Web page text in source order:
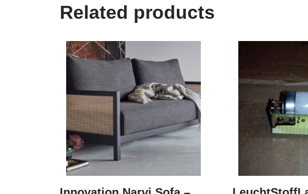
Related products